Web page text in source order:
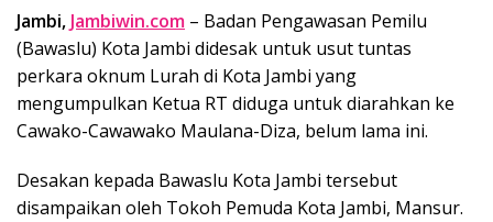
Jambi, Jambiwin.com – Badan Pengawasan Pemilu
(Bawaslu) Kota Jambi didesak untuk usut tuntas
perkara oknum Lurah di Kota Jambi yang
mengumpulkan Ketua RT diduga untuk diarahkan ke
Cawako-Cawawako Maulana-Diza, belum lama ini.
Desakan kepada Bawaslu Kota Jambi tersebut
disampaikan oleh Tokoh Pemuda Kota Jambi, Mansur.